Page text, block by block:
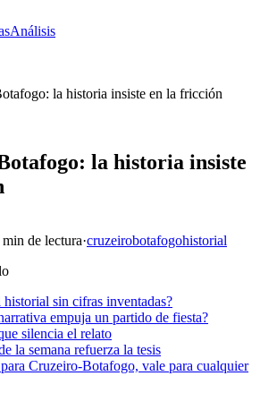
Análisis
la historia insiste en la fricción
la historia insiste
min de lectura·cruzeirobotafogohistorial
historial sin cifras inventadas?
empuja un partido de fiesta?
silencia el relato
la semana refuerza la tesis
Cruzeiro-Botafogo, vale para cualquier